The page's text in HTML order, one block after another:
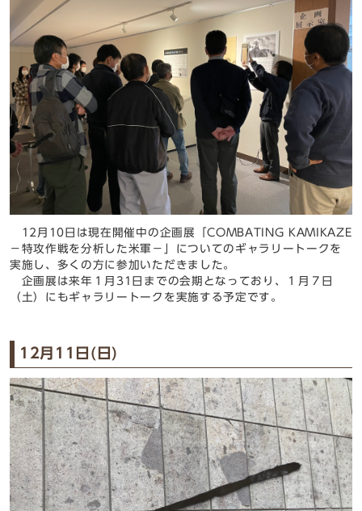
12月10日は現在開催中の企画展「COMBATING KAMIKAZE
－特攻作戦を分析した米軍－」についてのギャラリートークを
実施し、多くの方に参加いただきました。
企画展は来年１月31日までの会期となっており、１月７日
（土）にもギャラリートークを実施する予定です。
12月11日(日)